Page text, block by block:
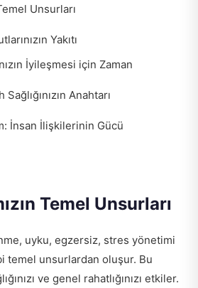
Unsurları
Yakıtı
İyileşmesi için Zaman
Anahtarı
İnsan İlişkilerinin Gücü
Temel Unsurları
uyku, egzersiz, stres yönetimi
temel unsurlardan oluşur. Bu
ve genel rahatlığınızı etkiler.